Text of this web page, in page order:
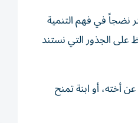
عن مرحلة أكثر نضجاً في فهم التنمية
على الجذور التي نستند
أخته، أو ابنة تمنح